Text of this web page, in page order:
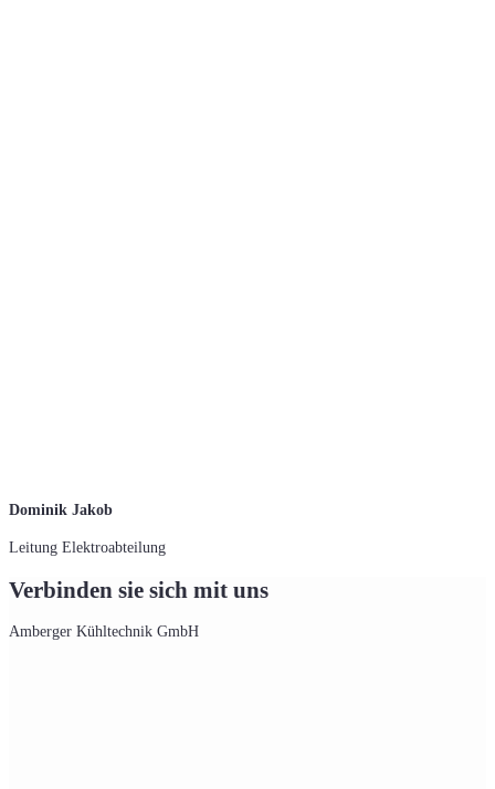
Dominik Jakob
Leitung Elektroabteilung
Verbinden sie sich mit uns
Amberger Kühltechnik GmbH